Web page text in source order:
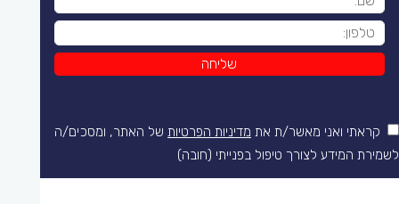
קראתי ואני מאשר/ת את מדיניות הפרטיות של האתר, ומסכים/ה
לשמירת המידע לצורך טיפול בפנייתי (חובה)